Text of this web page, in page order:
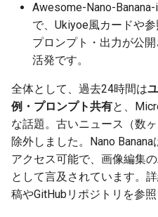
2025-11-24
2025-11-23
2025-11-22
2025-11-21
2025-11-20
2025-11-19
Awesome-Nano-
で、Ukiyoe風カードや
プロンプト・出力が公
活発です。
全体として、過去24時間は
例・プロンプト共有と、
な話題。古いニュース（数
除外しました。Nano
アクセス可能で、画像編集
として言及されています。
稿やGitHubリポジトリを参照